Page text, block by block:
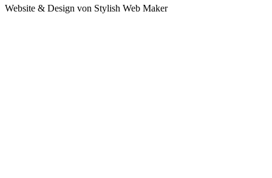
Website & Design von Stylish Web Maker